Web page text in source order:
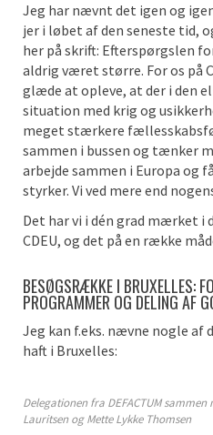
Jeg har nævnt det igen og
jer i løbet af den seneste tid,
her på skrift: Efterspørgslen
aldrig været større. For os på
glæde at opleve, at der i den
situation med krig og
meget stærkere
sammen i bussen og tænker
arbejde sammen i Europa og
styrker. Vi ved mere end
Det har vi i dén grad mærket i
CDEU, og det på en række
BESØGSRÆKKE I BRUXELLES:
PROGRAMMER OG DELING AF
Jeg kan f.eks. nævne nogle af
haft i Bruxelles:
Delegationen fra DEFACTUM sammen
Lauritsen og Mette Lykke Thomsen